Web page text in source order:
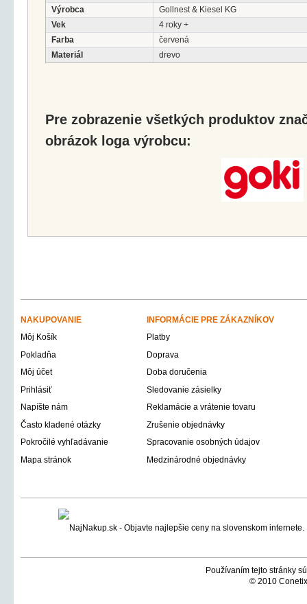
Výrobca
Gollnest & Kiesel KG
Vek
4 roky +
Farba
červená
Materiál
drevo
Pre zobrazenie všetkých produktov
obrázok loga výrobcu:
NAKUPOVANIE
INFORMÁCIE PRE ZÁKAZNÍKOV
Môj Košík
Platby
Pokladňa
Doprava
Môj účet
Doba doručenia
Prihlásiť
Sledovanie zásielky
Napíšte nám
Reklamácie a vrátenie tovaru
Často kladené otázky
Zrušenie objednávky
Pokročilé vyhľadávanie
Spracovanie osobných údajov
Mapa stránok
Medzinárodné objednávky
Používaním tejto stránky
© 2010